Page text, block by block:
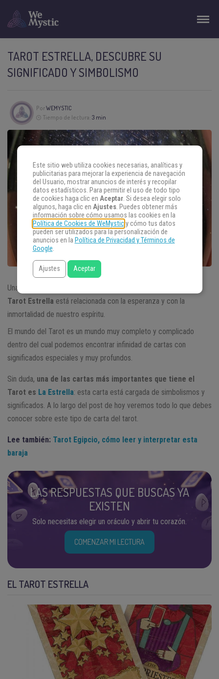
TAROT ESTRELLA, DESCUBRE SU
SIGNIFICADO Y SIMBOLISMO
PorWEMYSTIC
Tiempo de lectura: 3 min
Una de las cartas más importantes del Tarot es La Estrella. El
Tarot Estrella está relacionada con la esperanza y con la
inmortalidad de nuestro espíritu.
El mundo del Tarot es un mundo muy completo y complicado
dentro del cual podemos encontrar infinidad de cartas con
significados especiales y muy profundos.
Sin duda, una de las cartas más importantes que tiene el
Tarot es La Estrella: esta carta está cargada de simbolismos y
significados. A lo largo del post de hoy veremos todo lo que debes
conocer sobre este tipo de carta del tarot.
Lee también: Tarot Egipcio, cómo leer y interpretar esta
baraja
LAS RESPUESTAS QUE BUSCAS YA
EXISTEN
Solo necesitas elegir un oráculo y abrir tu corazón.
COMENZAR MI LECTURA
EL TAROT ESTRELLA
Este sitio web utiliza cookies necesarias, analíticas y
publicitarias para mejorar la experiencia de navegación
del Usuario, mostrar anuncios de interés y recopilar
datos estadísticos. Para permitir el uso de todo tipo
de cookies haga clic en Aceptar. Si desea elegir solo
algunos, haga clic en Ajustes. Puedes obtener más
información sobre cómo usamos las cookies en la
Política de Cookies de WeMysticy cómo tus datos
pueden ser utilizados para la personalización de
anuncios en la Política de Privacidad y Términos de
Google.
Ajustes Aceptar